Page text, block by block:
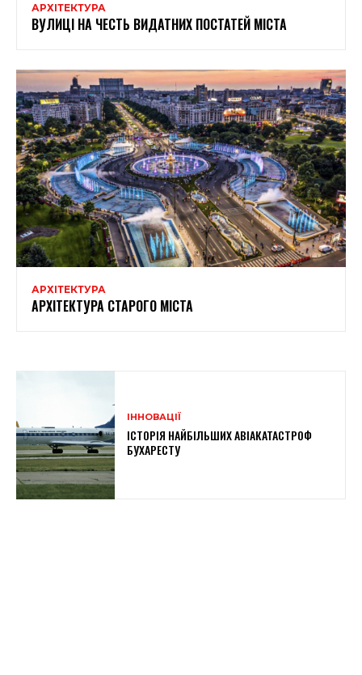
АРХІТЕКТУРА
ВУЛИЦІ НА ЧЕСТЬ ВИДАТНИХ ПОСТАТЕЙ МІСТА
АРХІТЕКТУРА
АРХІТЕКТУРА СТАРОГО МІСТА
ІННОВАЦІЇ
ІСТОРІЯ НАЙБІЛЬШИХ АВІАКАТАСТРОФ
БУХАРЕСТУ